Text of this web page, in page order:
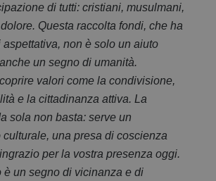
di tutti: cristiani, musulmani,
Questa raccolta fondi, che ha
non è solo un aiuto
un segno di umanità.
valori come la condivisione,
e la cittadinanza attiva. La
sola non basta: serve un
culturale, una presa di coscienza
per la vostra presenza oggi.
è un segno di vicinanza e di